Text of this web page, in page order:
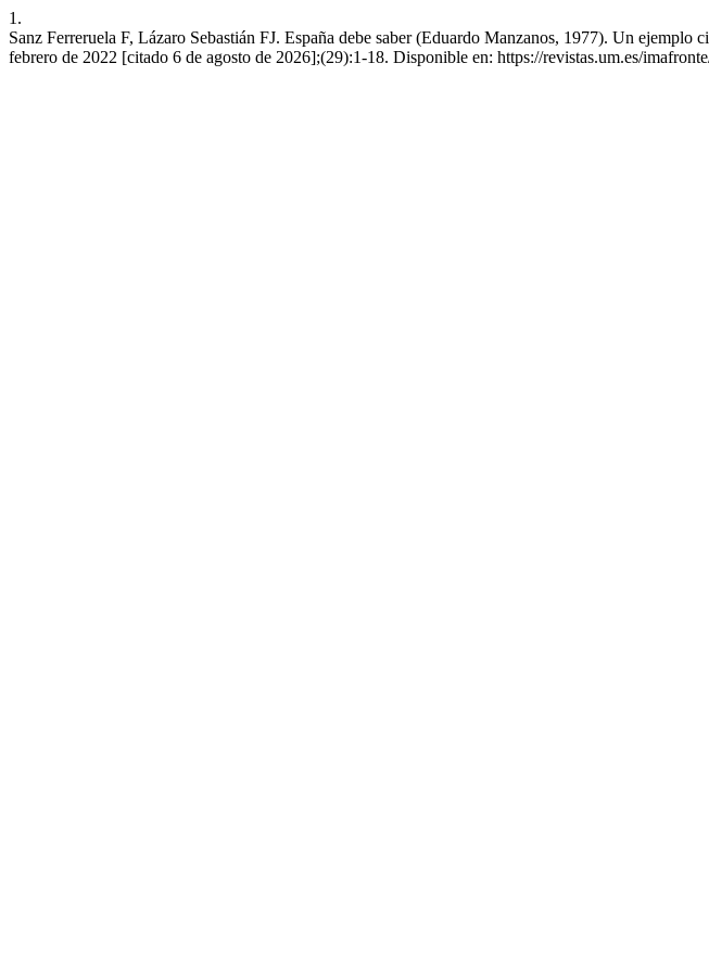
1.
Sanz Ferreruela F, Lázaro Sebastián FJ. España debe saber (Eduardo Manzanos, 1977). Un
febrero de 2022 [citado 6 de agosto de 2026];(29):1-18. Disponible en: https://revistas.um.es/